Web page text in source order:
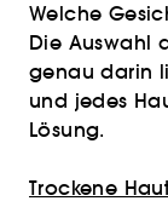
Welche
Die Auswahl
genau darin
und jedes
Lösung.
Trockene